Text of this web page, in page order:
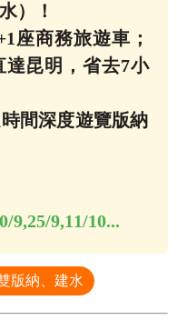
）！
座商務旅遊車；
昆明，省去7小
間深度遊覽版納
9,25/9,11/10...
版納、建水